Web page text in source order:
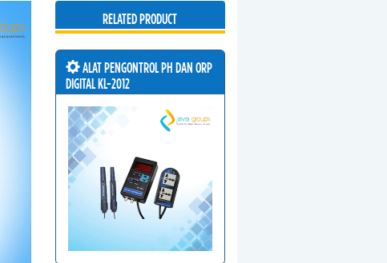
RELATED PRODUCT
ALAT PENGONTROL PH DAN ORP
DIGITAL KL-2012